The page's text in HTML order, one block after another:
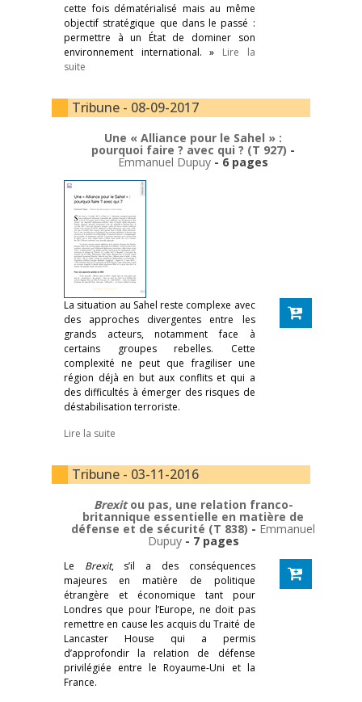
cette fois dématérialisé mais au même
objectif stratégique que dans le passé :
permettre à un État de dominer son
environnement international. » Lire la
suite
Tribune - 08-09-2017
Une « Alliance pour le Sahel » :
pourquoi faire ? avec qui ? (T 927) -
Emmanuel Dupuy - 6 pages
La situation au Sahel reste complexe avec
des approches divergentes entre les
grands acteurs, notamment face à
certains groupes rebelles. Cette
complexité ne peut que fragiliser une
région déjà en but aux conflits et qui a
des difficultés à émerger des risques de
déstabilisation terroriste.
Lire la suite
Tribune - 03-11-2016
Brexitou pas, une relation franco-
britannique essentielle en matière de
défense et de sécurité (T 838) - Emmanuel
Dupuy- 7 pages
Le Brexit, s’il a des conséquences
majeures en matière de politique
étrangère et économique tant pour
Londres que pour l’Europe, ne doit pas
remettre en cause les acquis du Traité de
Lancaster House qui a permis
d’approfondir la relation de défense
privilégiée entre le Royaume-Uni et la
France.